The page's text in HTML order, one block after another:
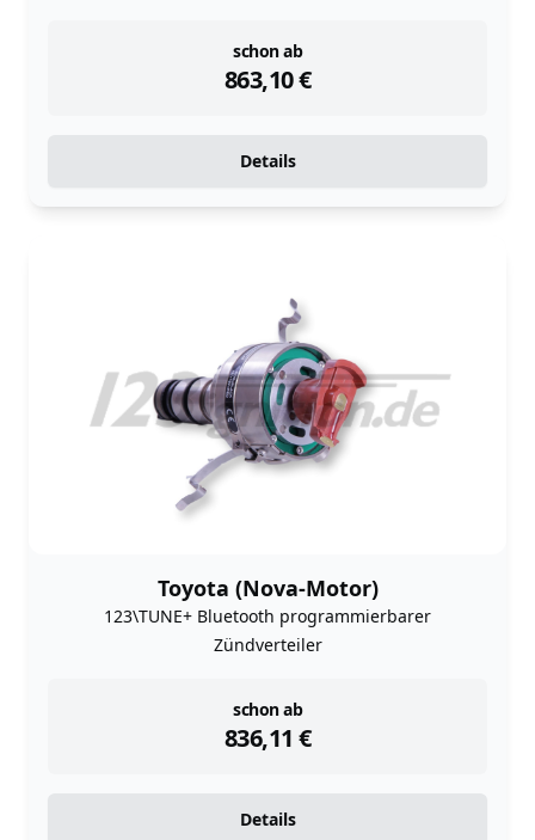
schon ab
863,10€
instock
Details
Toyota (Nova-Motor)
123\TUNE+ Bluetooth programmierbarer
Zündverteiler
schon ab
836,11 €
instock
Details